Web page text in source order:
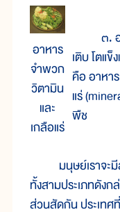
อาหาร
จำพวก
วิตามิน
และ
เกลือแร่
๓. อาห
เติบ โตแ
คือ อาหา
แร่
พืช
มนุษย์เราจะมีสุ
ทั้งสามประเภทดัง
ส่วนสัดกัน ประเท